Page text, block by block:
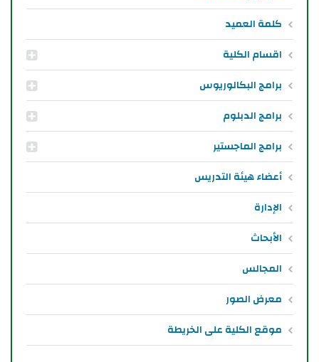
كلمة العميد
اقسام الكلية
برامج البكالوريوس
برامج الدبلوم
برامج الماجستير
أعضاء هيئة التدريس
الإدارة
الأبحاث
المجالس
معرض الصور
موقع الكلية على الخريطة